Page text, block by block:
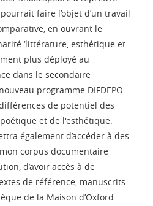
faire l’objet d’un travail
en ouvrant le
‘littérature, esthétique et
plus déployé au
dans le secondaire
programme DIFDEPO
de potentiel des
et de l'esthétique.
également d’accéder à des
corpus documentaire
d’avoir accès à de
de référence, manuscrits
de la Maison d’Oxford.